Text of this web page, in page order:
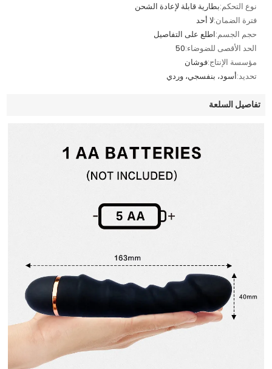
نوع التحكم:بطارية قابلة لإعادة الشحن
فترة الضمان:لا أحد
حجم الجسم:اطلع على التفاصيل
الحد الأقصى للضوضاء:50
مؤسسة الإنتاج:فوشان
تحديد:أسود، بنفسجي، وردي
تفاصيل السلعة